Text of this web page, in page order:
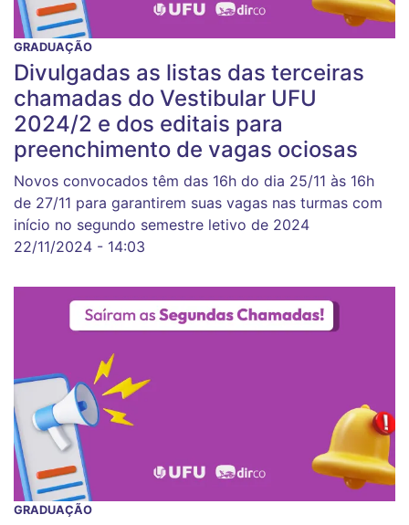
GRADUAÇÃO
Divulgadas as listas das terceiras
chamadas do Vestibular UFU
2024/2 e dos editais para
preenchimento de vagas ociosas
Novos convocados têm das 16h do dia 25/11 às 16h
de 27/11 para garantirem suas vagas nas turmas com
início no segundo semestre letivo de 2024
22/11/2024 - 14:03
GRADUAÇÃO